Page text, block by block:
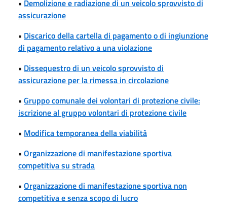
• Demolizione e radiazione di un veicolo sprovvisto di
assicurazione
• Discarico della cartella di pagamento o di ingiunzione
di pagamento relativo a una violazione
• Dissequestro di un veicolo sprovvisto di
assicurazione per la rimessa in circolazione
• Gruppo comunale dei volontari di protezione civile:
iscrizione al gruppo volontari di protezione civile
• Modifica temporanea della viabilità
• Organizzazione di manifestazione sportiva
competitiva su strada
• Organizzazione di manifestazione sportiva non
competitiva e senza scopo di lucro